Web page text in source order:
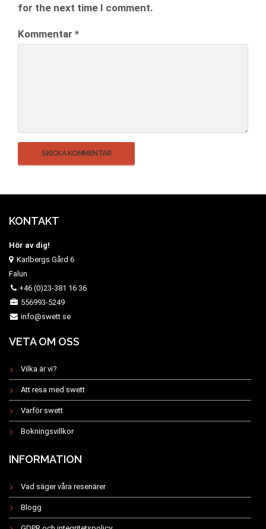
for the next time I comment.
Kommentar *
KONTAKT
Hör av dig!
Karlbergs Gård 6
Falun
+46 (0)23-381 16 36
556993-5249
info@swett.se
VETA OM OSS
Vilka är vi?
Att resa med swett
Varför swett
Bokningsvillkor
INFORMATION
Vad säger våra resenärer
Blogg